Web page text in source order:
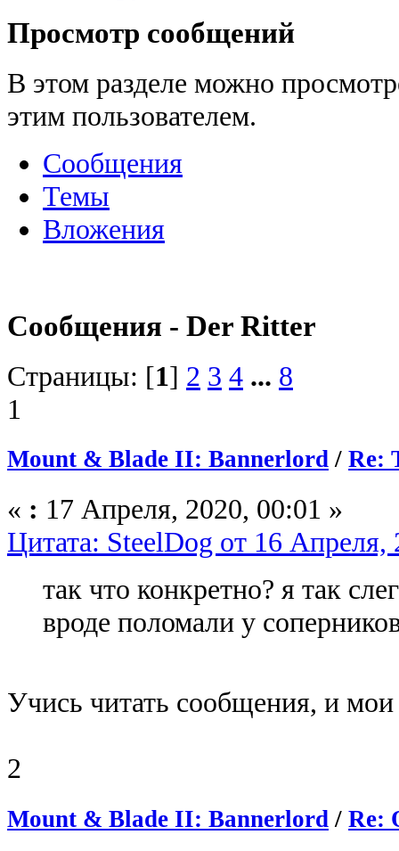
Просмотр сообщений
В этом разделе можно
этим пользователем.
Сообщения
Темы
Вложения
Сообщения - Der Ritter
Страницы: [1] 2 3 4 ... 8
1
Mount & Blade II: Bannerlord / Re:
« : 17 Апреля, 2020, 00:01 »
Цитата: SteelDog от 16 Апреля,
так что конкретно? я так
вроде поломали у
Учись читать сообщения, и мои
2
Mount & Blade II: Bannerlord / Re: